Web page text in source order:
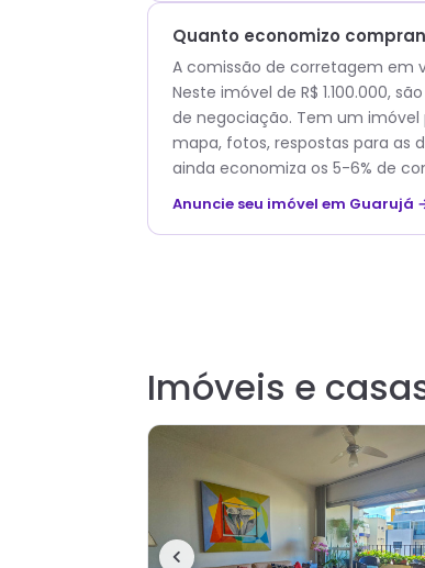
Quanto economizo
A comissão de corretagem em
Neste imóvel de R$ 1.100.000,
de negociação. Tem um
mapa, fotos, respostas para as
ainda economiza os 5-6% de
Anuncie seu imóvel em Guarujá
Imóveis e